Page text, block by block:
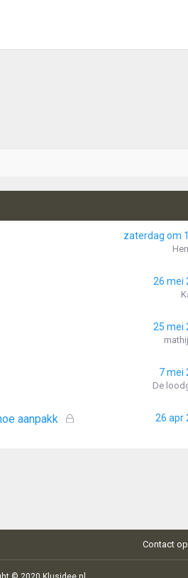
zaterdag om
26 mei
25 mei
7 mei
De
G
aanpakk 26 apr
Contact